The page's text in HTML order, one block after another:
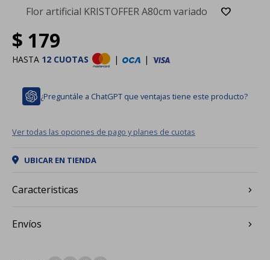
Flor artificial KRISTOFFER A80cm variado
$ 179
HASTA 12 CUOTAS | |
¿Preguntále a ChatGPT que ventajas tiene este producto?
Ver todas las opciones de pago y planes de cuotas
UBICAR EN TIENDA
Caracteristicas
Envíos